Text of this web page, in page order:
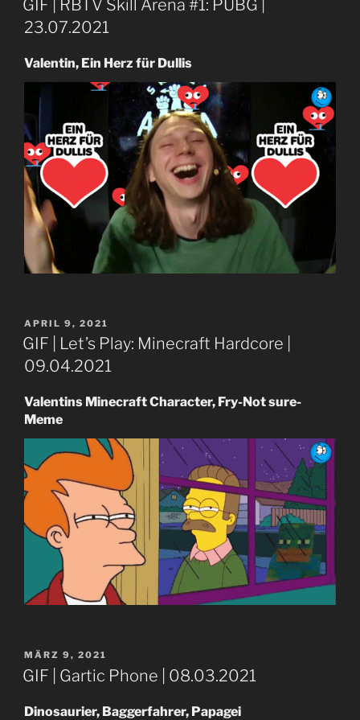
GIF | RBTV Skill Arena #1: PUBG |
23.07.2021
Valentin, Ein Herz für Dullis
VERÖFFENTLICHT
AM
APRIL 9, 2021
GIF | Let’s Play: Minecraft Hardcore |
09.04.2021
Valentins Minecraft Character, Fry-Not sure-
Meme
VERÖFFENTLICHT
AM
MÄRZ 9, 2021
GIF | Gartic Phone | 08.03.2021
Dinosaurier, Baggerfahrer, Papagei